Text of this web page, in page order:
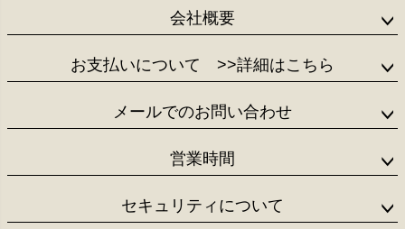
会社概要
お支払いについて >>詳細はこちら
メールでのお問い合わせ
営業時間
セキュリティについて